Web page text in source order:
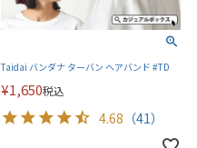
Taidai バンダナ ターバン ヘアバンド #TD
¥1,650税込
4.68 （41）